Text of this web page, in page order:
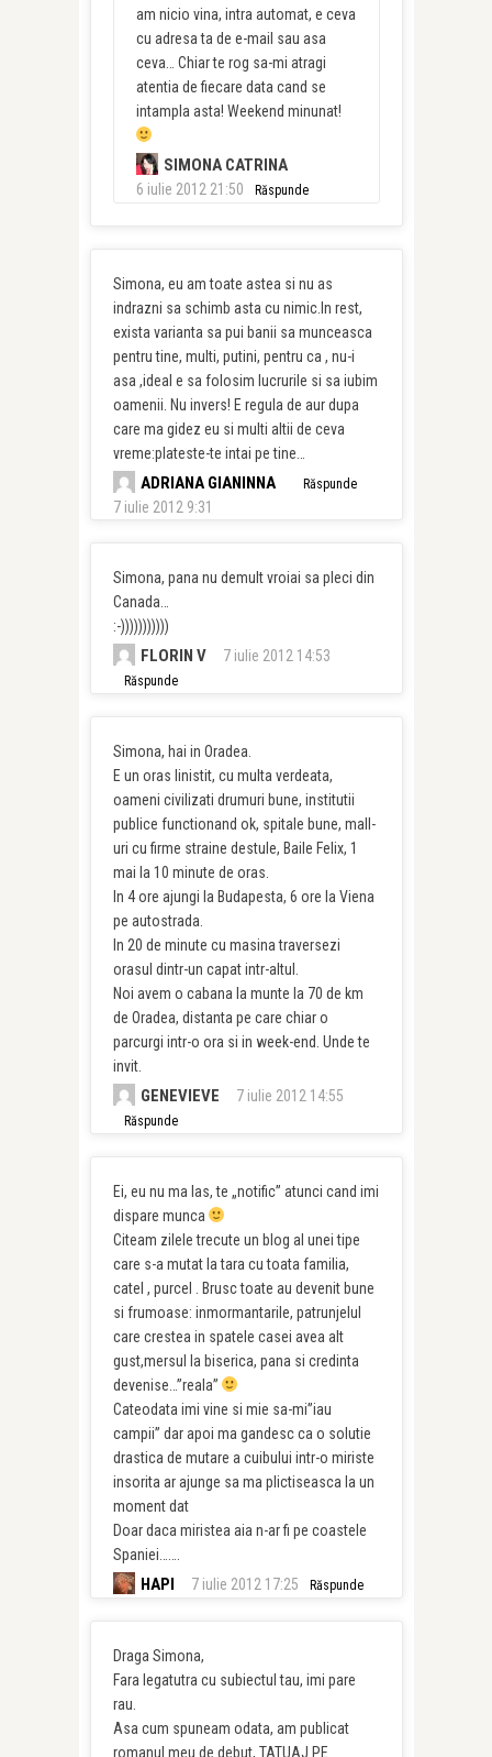
am nicio vina, intra automat, e ceva
cu adresa ta de e-mail sau asa
ceva… Chiar te rog sa-mi atragi
atentia de fiecare data cand se
intampla asta! Weekend minunat!
SIMONA CATRINA
6 iulie 2012 21:50 Răspunde
Simona, eu am toate astea si nu as
indrazni sa schimb asta cu nimic.In rest,
exista varianta sa pui banii sa munceasca
pentru tine, multi, putini, pentru ca , nu-i
asa ,ideal e sa folosim lucrurile si sa iubim
oamenii. Nu invers! E regula de aur dupa
care ma gidez eu si multi altii de ceva
vreme:plateste-te intai pe tine…
ADRIANA GIANINNA
7 iulie 2012 9:31
Răspunde
Simona, pana nu demult vroiai sa pleci din
Canada…
:-)))))))))))
FLORIN V 7 iulie 2012 14:53
Răspunde
Simona, hai in Oradea.
E un oras linistit, cu multa verdeata,
oameni civilizati drumuri bune, institutii
publice functionand ok, spitale bune, mall-
uri cu firme straine destule, Baile Felix, 1
mai la 10 minute de oras.
In 4 ore ajungi la Budapesta, 6 ore la Viena
pe autostrada.
In 20 de minute cu masina traversezi
orasul dintr-un capat intr-altul.
Noi avem o cabana la munte la 70 de km
de Oradea, distanta pe care chiar o
parcurgi intr-o ora si in week-end. Unde te
invit.
GENEVIEVE 7 iulie 2012 14:55
Răspunde
Ei, eu nu ma las, te „notific” atunci cand imi
dispare munca
Citeam zilele trecute un blog al unei tipe
care s-a mutat la tara cu toata familia,
catel , purcel . Brusc toate au devenit bune
si frumoase: inmormantarile, patrunjelul
care crestea in spatele casei avea alt
gust,mersul la biserica, pana si credinta
devenise…”reala”
Cateodata imi vine si mie sa-mi”iau
campii” dar apoi ma gandesc ca o solutie
drastica de mutare a cuibului intr-o miriste
insorita ar ajunge sa ma plictiseasca la un
moment dat
Doar daca miristea aia n-ar fi pe coastele
Spaniei…….
HAPI 7 iulie 2012 17:25 Răspunde
Draga Simona,
Fara legatutra cu subiectul tau, imi pare
rau.
Asa cum spuneam odata, am publicat
romanul meu de debut, TATUAJ PE